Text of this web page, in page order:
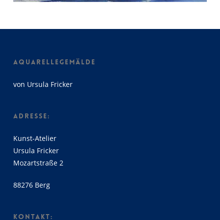
AQUARELLEGEMÄLDE
von Ursula Fricker
ADRESSE:
Kunst-Atelier
Ursula Fricker
Mozartstraße 2
88276 Berg
KONTAKT: